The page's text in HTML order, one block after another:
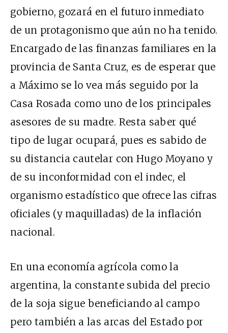
gobierno, gozará en el futuro inmediato
de un protagonismo que aún no ha tenido.
Encargado de las finanzas familiares en la
provincia de Santa Cruz, es de esperar que
a Máximo se lo vea más seguido por la
Casa Rosada como uno de los principales
asesores de su madre. Resta saber qué
tipo de lugar ocupará, pues es sabido de
su distancia cautelar con Hugo Moyano y
de su inconformidad con el indec, el
organismo estadístico que ofrece las cifras
oficiales (y maquilladas) de la inflación
nacional.
En una economía agrícola como la
argentina, la constante subida del precio
de la soja sigue beneficiando al campo
pero también a las arcas del Estado por